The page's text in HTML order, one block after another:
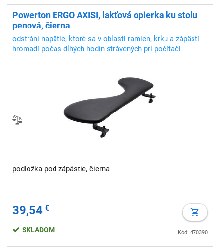
Powerton ERGO AXISI, lakťová opierka ku stolu
penová, čierna
odstráni napätie, ktoré sa v oblasti ramien, krku a zápästí
hromadí počas dlhých hodín strávených pri počítači
podložka pod zápästie, čierna
39,54 €
Kód: 470390
SKLADOM